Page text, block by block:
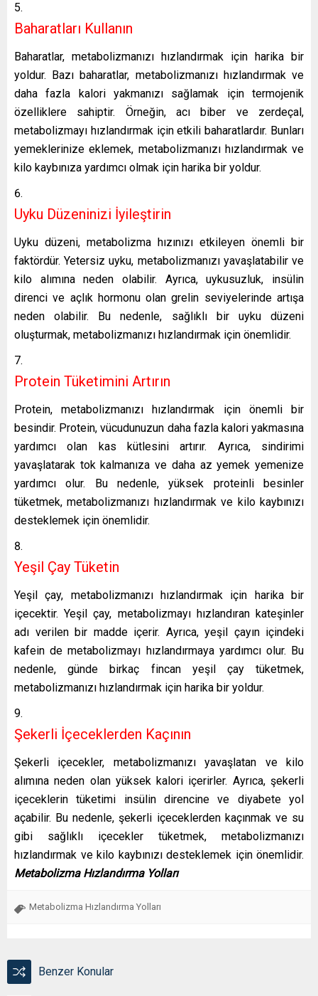
Baharatları Kullanın
Baharatlar, metabolizmanızı hızlandırmak için harika bir
yoldur. Bazı baharatlar, metabolizmanızı hızlandırmak ve
daha fazla kalori yakmanızı sağlamak için termojenik
özelliklere sahiptir. Örneğin, acı biber ve zerdeçal,
metabolizmayı hızlandırmak için etkili baharatlardır. Bunları
yemeklerinize eklemek, metabolizmanızı hızlandırmak ve
kilo kaybınıza yardımcı olmak için harika bir yoldur.
Uyku Düzeninizi İyileştirin
Uyku düzeni, metabolizma hızınızı etkileyen önemli bir
faktördür. Yetersiz uyku, metabolizmanızı yavaşlatabilir ve
kilo alımına neden olabilir. Ayrıca, uykusuzluk, insülin
direnci ve açlık hormonu olan grelin seviyelerinde artışa
neden olabilir. Bu nedenle, sağlıklı bir uyku düzeni
oluşturmak, metabolizmanızı hızlandırmak için önemlidir.
Protein Tüketimini Artırın
Protein, metabolizmanızı hızlandırmak için önemli bir
besindir. Protein, vücudunuzun daha fazla kalori yakmasına
yardımcı olan kas kütlesini artırır. Ayrıca, sindirimi
yavaşlatarak tok kalmanıza ve daha az yemek yemenize
yardımcı olur. Bu nedenle, yüksek proteinli besinler
tüketmek, metabolizmanızı hızlandırmak ve kilo kaybınızı
desteklemek için önemlidir.
Yeşil Çay Tüketin
Yeşil çay, metabolizmanızı hızlandırmak için harika bir
içecektir. Yeşil çay, metabolizmayı hızlandıran kateşinler
adı verilen bir madde içerir. Ayrıca, yeşil çayın içindeki
kafein de metabolizmayı hızlandırmaya yardımcı olur. Bu
nedenle, günde birkaç fincan yeşil çay tüketmek,
metabolizmanızı hızlandırmak için harika bir yoldur.
Şekerli İçeceklerden Kaçının
Şekerli içecekler, metabolizmanızı yavaşlatan ve kilo
alımına neden olan yüksek kalori içerirler. Ayrıca, şekerli
içeceklerin tüketimi insülin direncine ve diyabete yol
açabilir. Bu nedenle, şekerli içeceklerden kaçınmak ve su
gibi sağlıklı içecekler tüketmek, metabolizmanızı
hızlandırmak ve kilo kaybınızı desteklemek için önemlidir.
Metabolizma Hızlandırma Yolları
Metabolizma Hızlandırma Yolları
Benzer Konular